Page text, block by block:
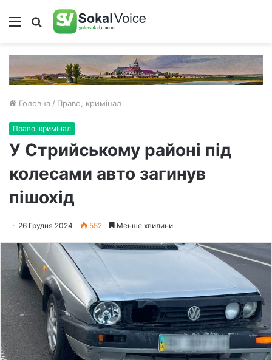
Меню Пошук
Головна / Право, кримінал
Право, кримінал
У Стрийському районі під
колесами авто загинув
пішохід
26 Грудня 2024 552 Менше хвилини